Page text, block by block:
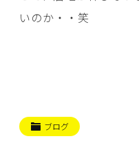
いのか・・笑
ブログ